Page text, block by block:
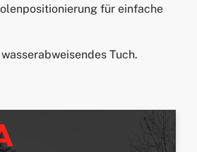
für einfache
Tuch.